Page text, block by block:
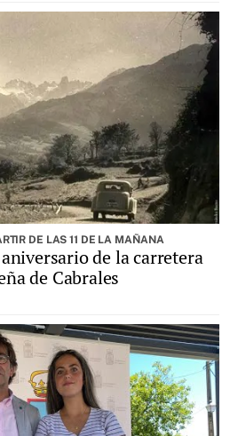
DE LAS 11 DE LA MAÑANA
de la carretera
de Cabrales